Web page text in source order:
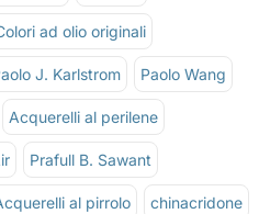
ad olio originali
J. Karlstrom Paolo Wang
Acquerelli al perilene
Prafull B. Sawant
al pirrolo chinacridone